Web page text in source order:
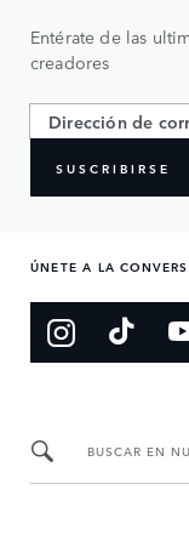
Entérate de las
creadores
SUSCRIBIRSE
ÚNETE A LA
BUSCAR EN